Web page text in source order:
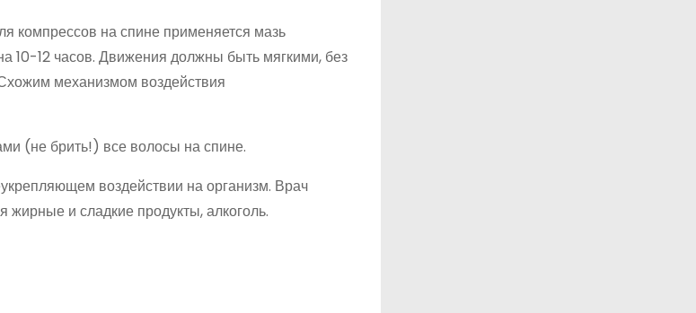
компрессов на спине применяется мазь
10-12 часов. Движения должны быть мягкими, без
механизмом воздействия
(не брить!) все волосы на спине.
воздействии на организм. Врач
жирные и сладкие продукты, алкоголь.